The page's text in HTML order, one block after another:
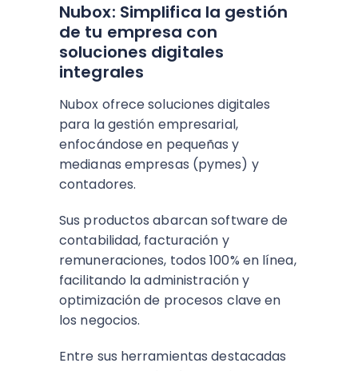
Nubox: Simplifica la gestión
de tu empresa con
soluciones digitales
integrales
Nubox ofrece soluciones digitales
para la gestión empresarial,
enfocándose en pequeñas y
medianas empresas (pymes) y
contadores.
Sus productos abarcan software de
contabilidad, facturación y
remuneraciones, todos 100% en línea,
facilitando la administración y
optimización de procesos clave en
los negocios.
Entre sus herramientas destacadas